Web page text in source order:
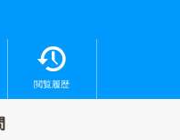
閲覧履歴